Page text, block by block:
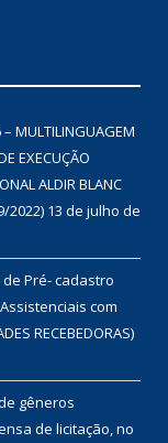
MULTILINGUAGEM
EXECUÇÃO
ALDIR BLANC
2022) 13 de julho de
Pré- cadastro
com
RECEBEDORAS)
gêneros
de licitação, no